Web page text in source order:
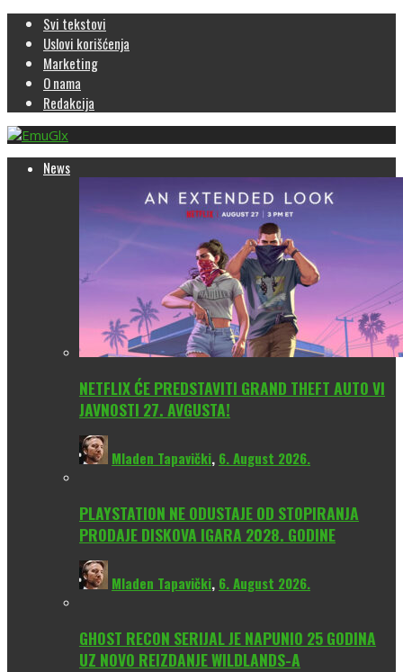
Svi tekstovi
Uslovi korišćenja
Marketing
O nama
Redakcija
News
NETFLIX ĆE PREDSTAVITI GRAND THEFT AUTO VI
JAVNOSTI 27. AVGUSTA!
Mladen Tapavički, 6. August 2026.
PLAYSTATION NE ODUSTAJE OD STOPIRANJA
PRODAJE DISKOVA IGARA 2028. GODINE
Mladen Tapavički, 6. August 2026.
GHOST RECON SERIJAL JE NAPUNIO 25 GODINA
UZ NOVO REIZDANJE WILDLANDS-A